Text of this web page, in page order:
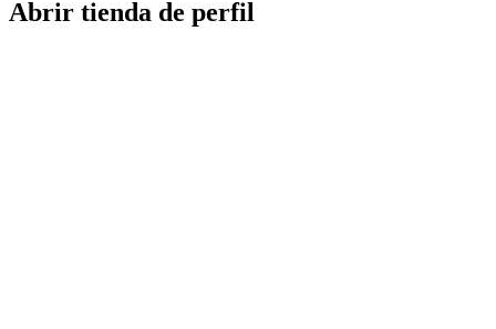
Abrir tienda de perfil